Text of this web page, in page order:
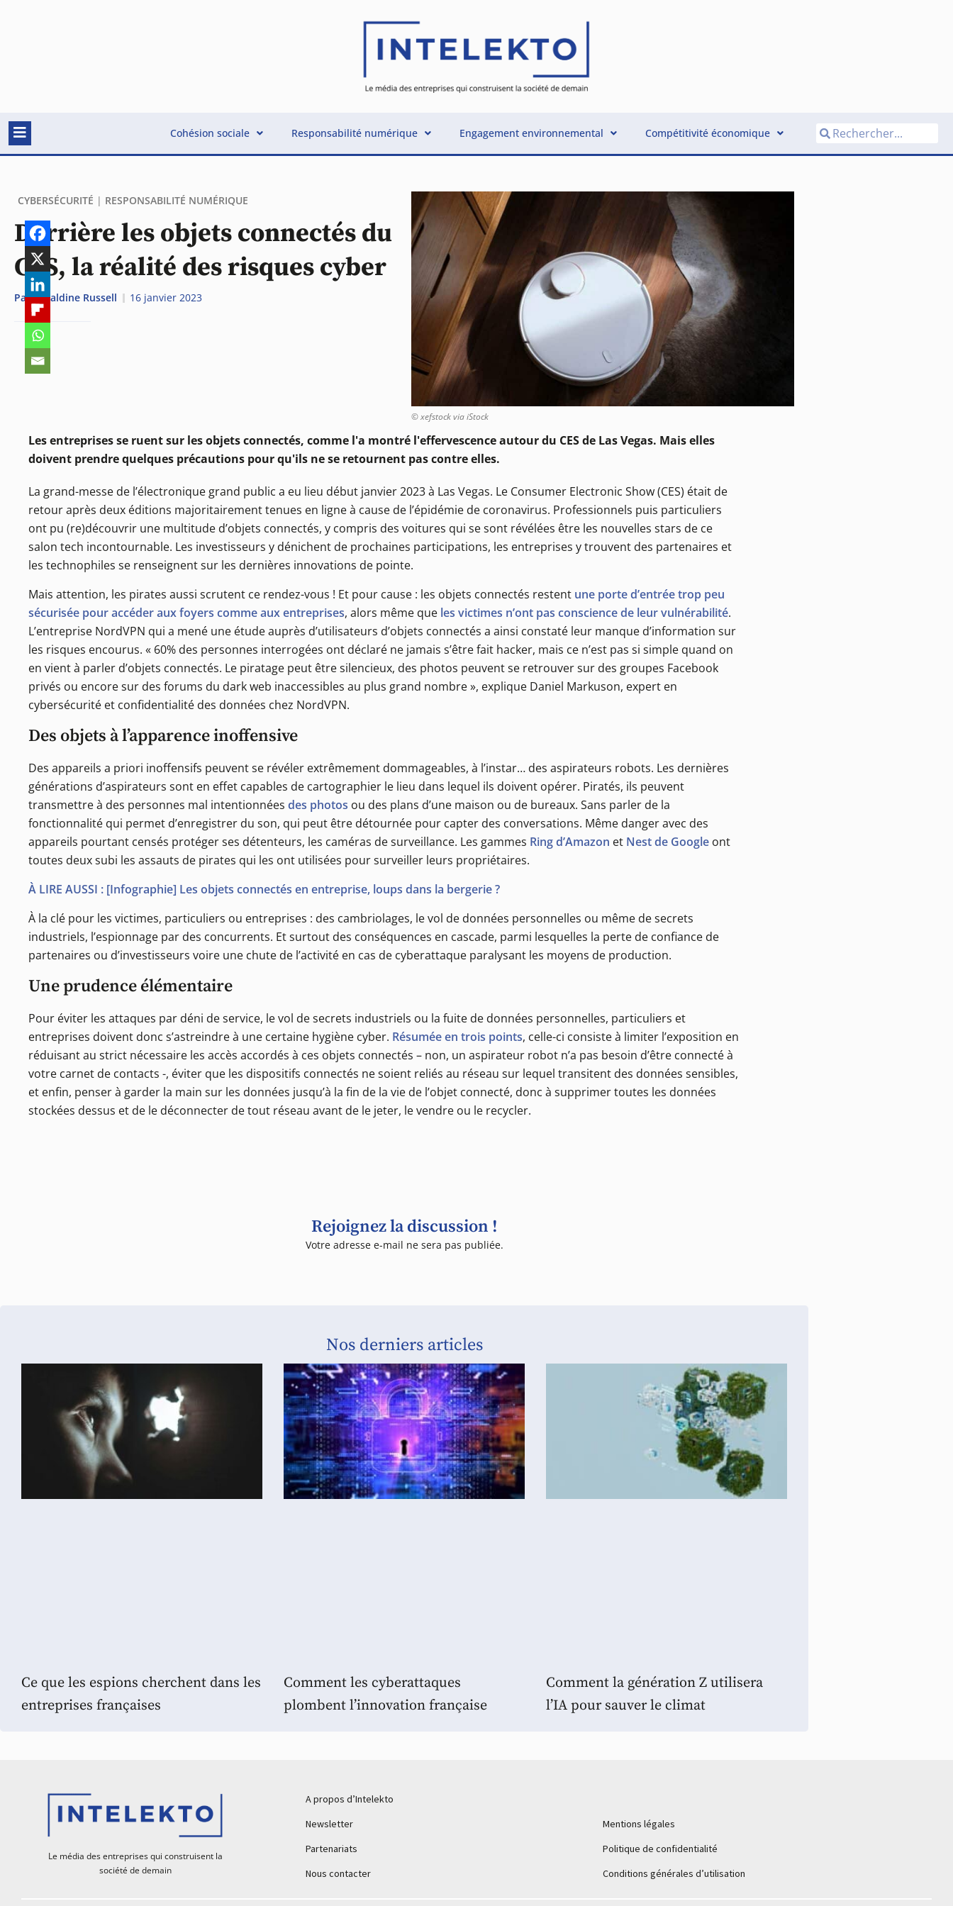
Cohésion sociale Responsabilité numérique Engagement environnemental Compétitivité économique
CYBERSÉCURITÉ | RESPONSABILITÉ NUMÉRIQUE
Derrière les objets connectés du
CES, la réalité des risques cyber
ParGéraldine Russell 16 janvier 2023
© xefstock via iStock
Les entreprises se ruent sur les objets connectés, comme l'a montré l'effervescence autour du CES de Las Vegas. Mais elles
doivent prendre quelques précautions pour qu'ils ne se retournent pas contre elles.
La grand-messe de l’électronique grand public a eu lieu début janvier 2023 à Las Vegas. Le Consumer Electronic Show (CES) était de
retour après deux éditions majoritairement tenues en ligne à cause de l’épidémie de coronavirus. Professionnels puis particuliers
ont pu (re)découvrir une multitude d’objets connectés, y compris des voitures qui se sont révélées être les nouvelles stars de ce
salon tech incontournable. Les investisseurs y dénichent de prochaines participations, les entreprises y trouvent des partenaires et
les technophiles se renseignent sur les dernières innovations de pointe.
Mais attention, les pirates aussi scrutent ce rendez-vous ! Et pour cause : les objets connectés restent une porte d’entrée trop peu
sécurisée pour accéder aux foyers comme aux entreprises, alors même que les victimes n’ont pas conscience de leur vulnérabilité.
L’entreprise NordVPN qui a mené une étude auprès d’utilisateurs d’objets connectés a ainsi constaté leur manque d’information sur
les risques encourus. « 60% des personnes interrogées ont déclaré ne jamais s’être fait hacker, mais ce n’est pas si simple quand on
en vient à parler d’objets connectés. Le piratage peut être silencieux, des photos peuvent se retrouver sur des groupes Facebook
privés ou encore sur des forums du dark web inaccessibles au plus grand nombre », explique Daniel Markuson, expert en
cybersécurité et confidentialité des données chez NordVPN.
Des objets à l’apparence inoffensive
Des appareils a priori inoffensifs peuvent se révéler extrêmement dommageables, à l’instar… des aspirateurs robots. Les dernières
générations d’aspirateurs sont en effet capables de cartographier le lieu dans lequel ils doivent opérer. Piratés, ils peuvent
transmettre à des personnes mal intentionnées des photos ou des plans d’une maison ou de bureaux. Sans parler de la
fonctionnalité qui permet d’enregistrer du son, qui peut être détournée pour capter des conversations. Même danger avec des
appareils pourtant censés protéger ses détenteurs, les caméras de surveillance. Les gammes Ring d’Amazon et Nest de Google ont
toutes deux subi les assauts de pirates qui les ont utilisées pour surveiller leurs propriétaires.
À LIRE AUSSI : [Infographie] Les objets connectés en entreprise, loups dans la bergerie ?
À la clé pour les victimes, particuliers ou entreprises : des cambriolages, le vol de données personnelles ou même de secrets
industriels, l’espionnage par des concurrents. Et surtout des conséquences en cascade, parmi lesquelles la perte de confiance de
partenaires ou d’investisseurs voire une chute de l’activité en cas de cyberattaque paralysant les moyens de production.
Une prudence élémentaire
Pour éviter les attaques par déni de service, le vol de secrets industriels ou la fuite de données personnelles, particuliers et
entreprises doivent donc s’astreindre à une certaine hygiène cyber. Résumée en trois points, celle-ci consiste à limiter l’exposition en
réduisant au strict nécessaire les accès accordés à ces objets connectés – non, un aspirateur robot n’a pas besoin d’être connecté à
votre carnet de contacts -, éviter que les dispositifs connectés ne soient reliés au réseau sur lequel transitent des données sensibles,
et enfin, penser à garder la main sur les données jusqu’à la fin de la vie de l’objet connecté, donc à supprimer toutes les données
stockées dessus et de le déconnecter de tout réseau avant de le jeter, le vendre ou le recycler.
Rejoignez la discussion !
Votre adresse e-mail ne sera pas publiée.
Nos derniers articles
Ce que les espions cherchent dans les
entreprises françaises
Comment les cyberattaques
plombent l’innovation française
Comment la génération Z utilisera
l’IA pour sauver le climat
Le média des entreprises qui construisent la
société de demain
A propos d’Intelekto
Newsletter
Partenariats
Nous contacter
Mentions légales
Politique de confidentialité
Conditions générales d’utilisation